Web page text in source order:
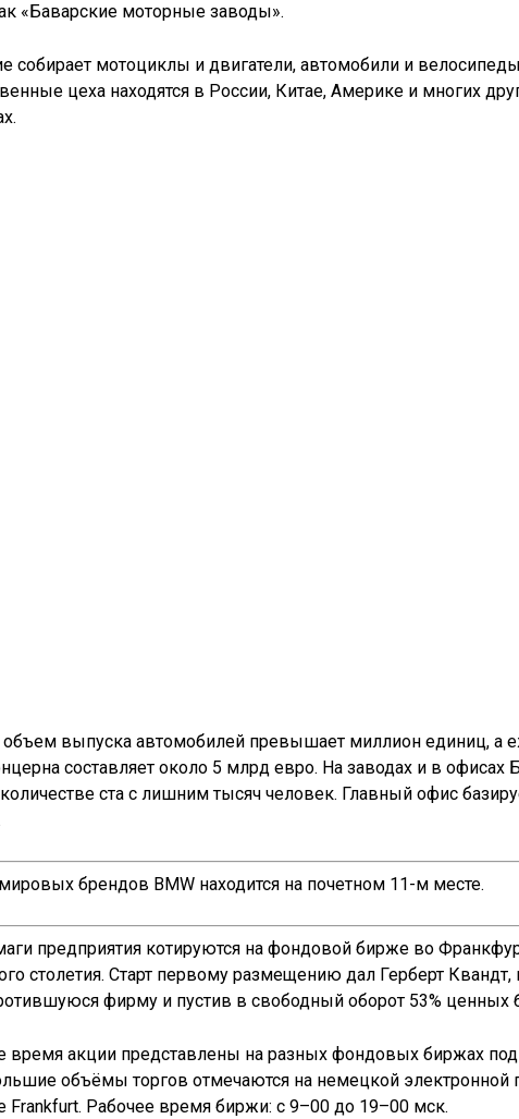
«Баварские моторные заводы».
собирает мотоциклы и двигатели, автомобили и
цеха находятся в России, Китае, Америке и многих
выпуска автомобилей превышает миллион единиц, а
составляет около 5 млрд евро. На заводах и в офисах
ста с лишним тысяч человек. Главный офис
брендов BMW находится на почетном 11-м месте.
предприятия котируются на фондовой бирже во
столетия. Старт первому размещению дал Герберт
фирму и пустив в свободный оборот 53% ценных
время акции представлены на разных фондовых биржах
объёмы торгов отмечаются на немецкой электронной
Frankfurt. Рабочее время биржи: с 9–00 до 19–00 мск.